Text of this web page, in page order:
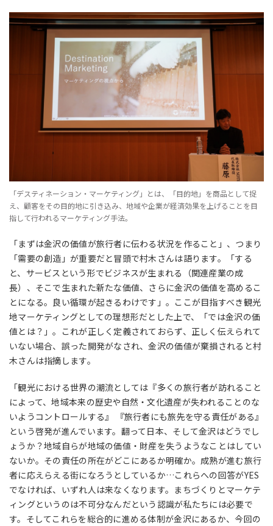
「デスティネーション・マーケティング」とは、「目的地」を商品として捉
え、顧客をその目的地に引き込み、地域や企業が経済効果を上げることを目
指して行われるマーケティング手法。
「まずは金沢の価値が旅行者に伝わる状況を作ること」、つまり
「需要の創造」が重要だと冒頭で村木さんは語ります。「する
と、サービスという形でビジネスが生まれる（関連産業の成
長）、そこで生まれた新たな価値、さらに金沢の価値を高めるこ
とになる。良い循環が起きるわけです」。ここが目指すべき観光
地マーケティングとしての理想形だとした上で、「では金沢の価
値とは？」。これが正しく定義されておらず、正しく伝えられて
いない場合、誤った開発がなされ、金沢の価値が棄損されると村
木さんは指摘します。
「観光における世界の潮流としては『多くの旅行者が訪れること
によって、地域本来の歴史や自然・文化遺産が失われることのな
いようコントロールする』 『旅行者にも旅先を守る責任がある』
という啓発が進んでいます。翻って日本、そして金沢はどうでし
ょうか？地域自らが地域の価値・財産を失うようなことはしてい
ないか。その責任の所在がどこにあるか明確か。成熟が進む旅行
者に応えらえる街になろうとしているか…これらへの回答がYES
でなければ、いずれ人は来なくなります。まちづくりとマーケテ
ィングというのは不可分なんだという認識が私たちには必要で
す。そしてこれらを総合的に進める体制が金沢にあるか、今回の